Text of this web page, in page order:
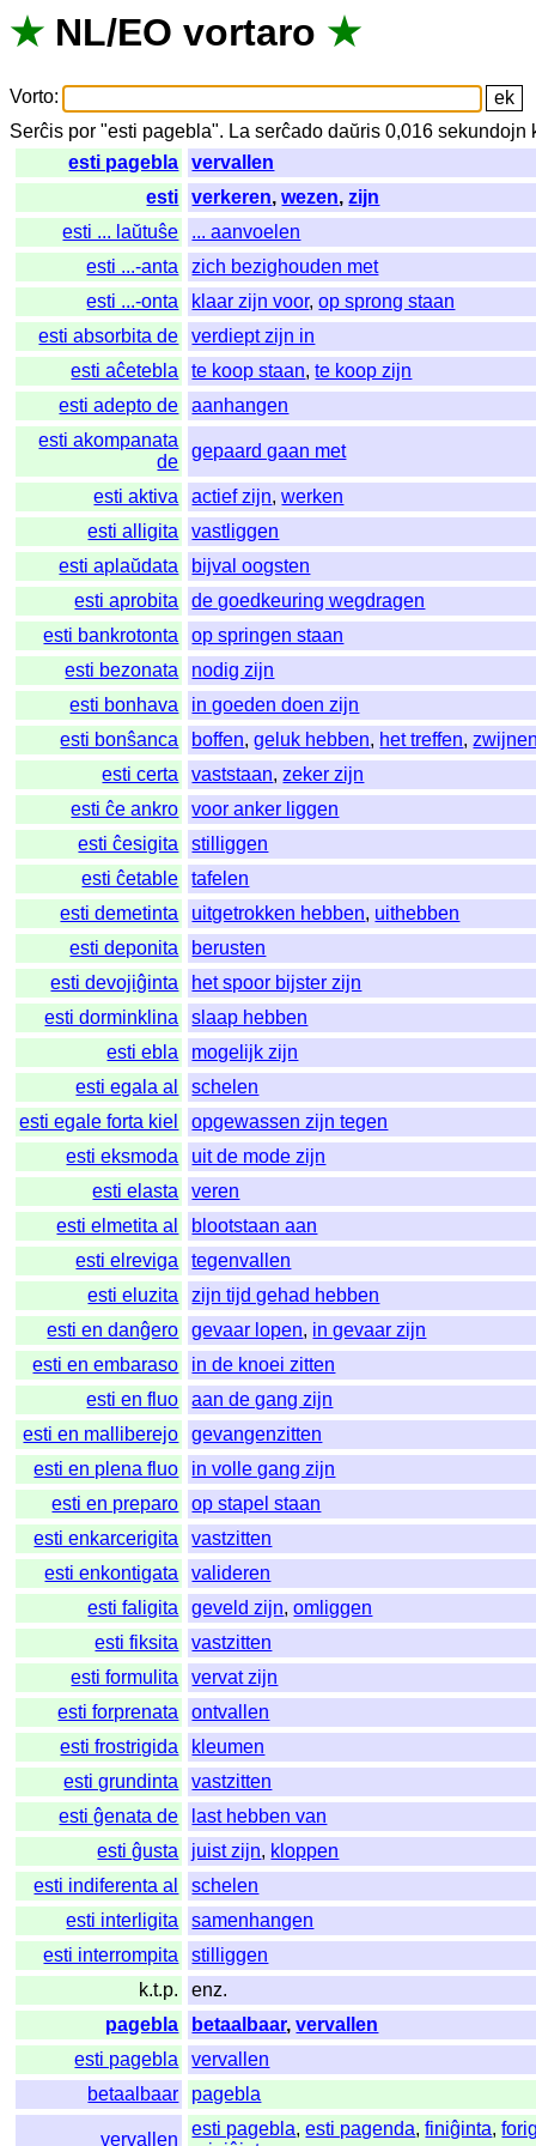
★ NL/EO vortaro ★
Vorto:
Serĉis por "esti pagebla". La serĉado daŭris 0,016sekundojn
esti pagebla
vervallen
esti
verkeren,wezen,zijn
esti ... laŭtuŝe
... aanvoelen
esti ...-anta
zich bezighouden met
esti ...-onta
klaar zijn voor,op sprong staan
esti absorbita de
verdiept zijn in
esti aĉetebla
te koop staan,te koop zijn
esti adepto de
aanhangen
esti akompanata
de
gepaard gaan met
esti aktiva actief zijn,werken
esti alligita
vastliggen
esti aplaŭdata
bijval oogsten
esti aprobita
de goedkeuring wegdragen
esti bankrotonta
op springen staan
esti bezonata
nodig zijn
esti bonhava
in goeden doen zijn
esti bonŝanca
boffen,geluk hebben, het treffen,
esti certa
vaststaan,zeker zijn
esti ĉe ankro
voor anker liggen
esti ĉesigita
stilliggen
esti ĉetable
tafelen
esti demetinta
uitgetrokken hebben, uithebben
esti deponita
berusten
esti devojiĝinta
het spoor bijster zijn
esti dorminklina
slaap hebben
esti ebla
mogelijk zijn
esti egala al
schelen
esti egale forta kiel
opgewassen zijn tegen
esti eksmoda
uit de mode zijn
esti elasta
veren
esti elmetita al
blootstaan aan
esti elreviga
tegenvallen
esti eluzita
zijn tijd gehad hebben
esti en danĝero
gevaar lopen, in gevaar zijn
esti en embaraso
in de knoei zitten
esti en fluo
aan de gang zijn
esti en malliberejo
gevangenzitten
esti en plena fluo
in volle gang zijn
esti en preparo
op stapel staan
esti enkarcerigita
vastzitten
esti enkontigata
valideren
esti faligita
geveld zijn,omliggen
esti fiksita
vastzitten
esti formulita
vervat zijn
esti forprenata
ontvallen
esti frostrigida
kleumen
esti grundinta
vastzitten
esti ĝenata de
last hebben van
esti ĝusta
juist zijn, kloppen
esti indiferenta al
schelen
esti interligita
samenhangen
esti interrompita
stilliggen
k.t.p.
enz.
pagebla
betaalbaar,vervallen
esti pagebla
vervallen
betaalbaar
pagebla
vervallen
esti pagebla,esti pagenda,finiĝinta,